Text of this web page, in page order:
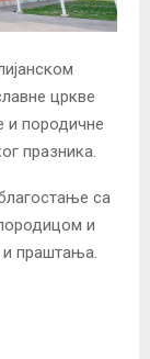
цркве
и породичне
празника.
са
и
и праштања.